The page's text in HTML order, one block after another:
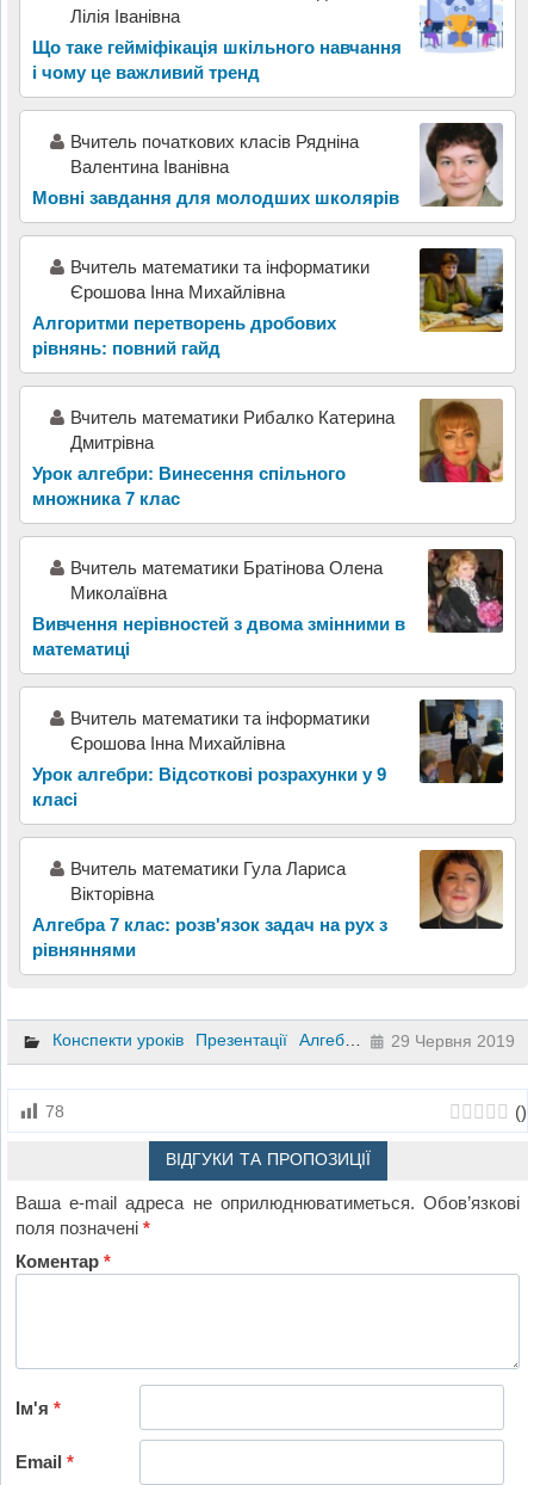
Лілія Іванівна
Що таке гейміфікація шкільного навчання
і чому це важливий тренд
Вчитель початкових класів Рядніна
Валентина Іванівна
Мовні завдання для молодших школярів
Вчитель математики та інформатики
Єрошова Інна Михайлівна
Алгоритми перетворень дробових
рівнянь: повний гайд
Вчитель математики Рибалко Катерина
Дмитрівна
Урок алгебри: Винесення спільного
множника 7 клас
Вчитель математики Братінова Олена
Миколаївна
Вивчення нерівностей з двома змінними в
математиці
Вчитель математики та інформатики
Єрошова Інна Михайлівна
Урок алгебри: Відсоткові розрахунки у 9
класі
Вчитель математики Гула Лариса
Вікторівна
Алгебра 7 клас: розв'язок задач на рух з
рівняннями
Конспекти уроків Презентації Алгебра 8 клас
29 Червня 2019
78 ()
ВІДГУКИ ТА ПРОПОЗИЦІЇ
Ваша e-mail адреса не оприлюднюватиметься. Обов’язкові
поля позначені*
Коментар*
Ім'я*
Email*